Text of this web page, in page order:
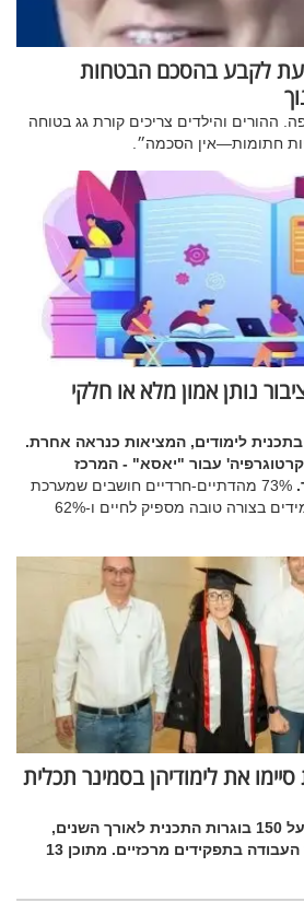
לקבע בהסכם הבטחות
ההורים והילדים צריכים קורת גג בטוחה
חתומות—אין הסכמה״.
רק 37% מהציבור נותן אמון מלא או חלקי
לימודים, המציאות כנראה אחרת.
עבור "יאסא" - המרכז
73% מהדתיים-חרדיים חושבים שמערכת
החינוך לא מכינה את התלמידים בצורה טובה מספיק לחיים ו-62%
סיימו את לימודיהן בסמינר תכלית
בוגרות אלו מצטרפות למעל 150 בוגרות התכנית לאורך השנים,
אשר כבר משולבות בשוק העבודה בתפקידים מרכזיים. מתוכן 13